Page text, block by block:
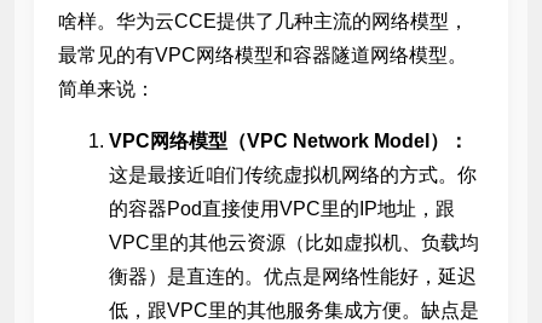
啥样。华为云CCE提供了几种主流的网络模型，
最常见的有VPC网络模型和容器隧道网络模型。
简单来说：
VPC网络模型（VPC Network Model）：
这是最接近咱们传统虚拟机网络的方式。你
的容器Pod直接使用VPC里的IP地址，跟
VPC里的其他云资源（比如虚拟机、负载均
衡器）是直连的。优点是网络性能好，延迟
低，跟VPC里的其他服务集成方便。缺点是